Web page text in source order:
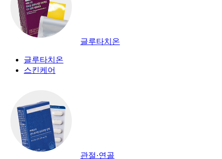
글루타치온
글루타치온
스킨케어
관절·연골